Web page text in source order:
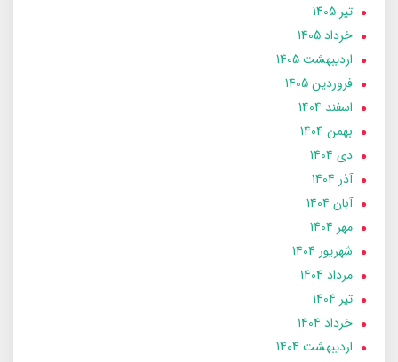
تير 1405
خرداد 1405
ارديبهشت 1405
فروردین 1405
اسفند 1404
بهمن 1404
دی 1404
آذر 1404
آبان 1404
مهر 1404
شهریور 1404
مرداد 1404
تير 1404
خرداد 1404
ارديبهشت 1404